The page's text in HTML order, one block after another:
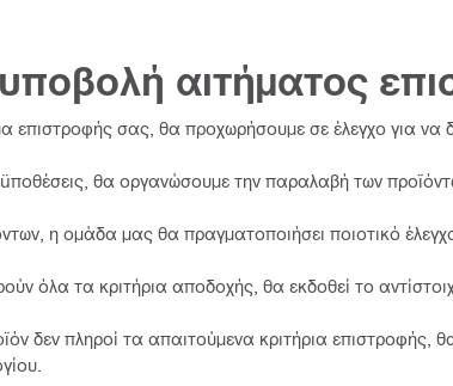
αιτήματος
επιστροφής σας, θα προχωρήσουμε σε έλεγχο για να
θα οργανώσουμε την παραλαβή των
η ομάδα μας θα πραγματοποιήσει ποιοτικό
όλα τα κριτήρια αποδοχής, θα εκδοθεί το
δεν πληροί τα απαιτούμενα κριτήρια επιστροφής,